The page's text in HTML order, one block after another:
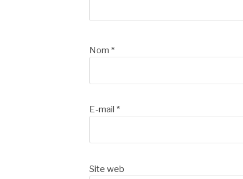
Nom *
E-mail *
Site web